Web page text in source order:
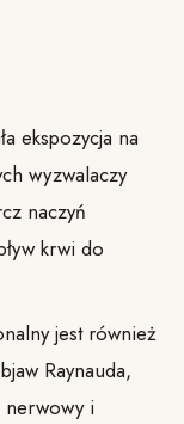
ekspozycja na
wyzwalaczy
naczyń
krwi do
jest również
Raynauda,
nerwowy i